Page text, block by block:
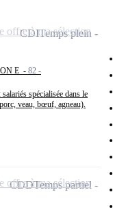
E - 82 -
spécialisée dans le
veau, bœuf, agneau).
CDITemps plein
offre à ma sélection
CDDTemps partiel
offre à ma sélection